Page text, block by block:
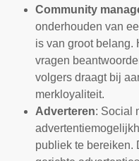
Community
onderhouden van
is van groot belang.
vragen
volgers draagt bij
merkloyaliteit.
Adverteren: Social
publiek te bereiken.